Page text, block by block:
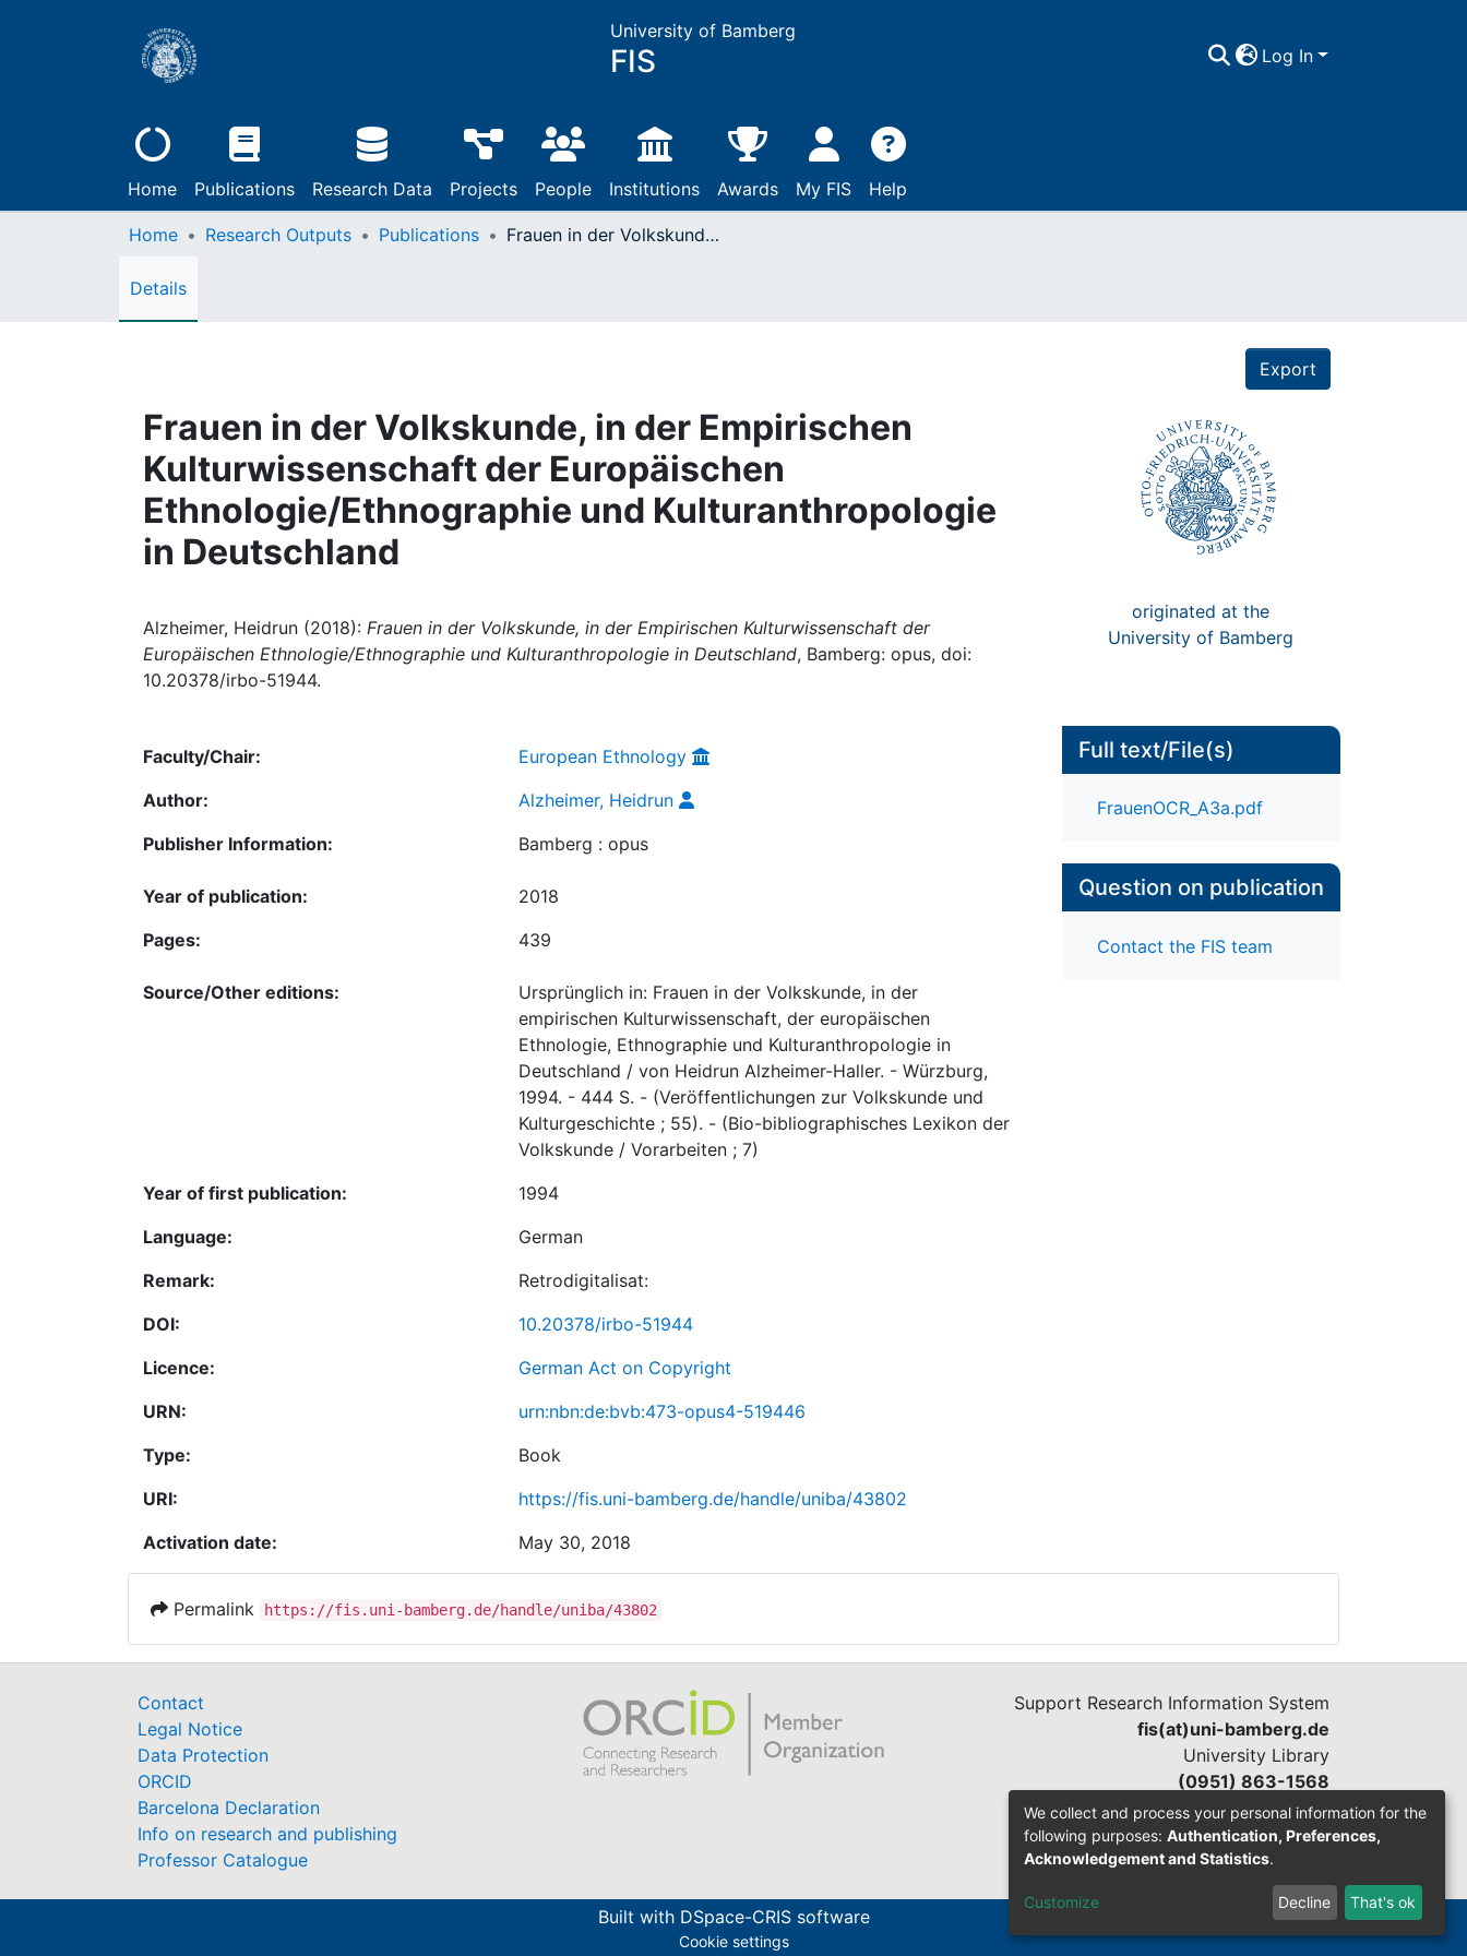
University of Bamberg
FIS Log In
Home Publications Research Data Projects People Institutions Awards My FIS Help
Home Research Outputs Publications Frauen in der Volkskunde, in der Empirischen Kulturwissenschaft der Europäischen Ethnologie/Ethnographie und Kulturanthropologie in Deutschland
Details
Export
Frauen in der Volkskunde, in der Empirischen
Kulturwissenschaft der Europäischen
Ethnologie/Ethnographie und Kulturanthropologie
in Deutschland
Alzheimer, Heidrun (2018): Frauen in der Volkskunde, in der Empirischen Kulturwissenschaft der
Europäischen Ethnologie/Ethnographie und Kulturanthropologie in Deutschland, Bamberg: opus, doi:
10.20378/irbo-51944.
originated at the
University of Bamberg
Faculty/Chair:
European Ethnology
Author:
Alzheimer, Heidrun
Publisher Information:
Bamberg : opus
Year of publication:
2018
Pages:
439
Source/Other editions:
Ursprünglich in: Frauen in der Volkskunde, in der
empirischen Kulturwissenschaft, der europäischen
Ethnologie, Ethnographie und Kulturanthropologie in
Deutschland / von Heidrun Alzheimer-Haller. - Würzburg,
1994. - 444 S. - (Veröffentlichungen zur Volkskunde und
Kulturgeschichte ; 55). - (Bio-bibliographisches Lexikon der
Volkskunde / Vorarbeiten ; 7)
Year of first publication:
1994
Language:
German
Remark:
Retrodigitalisat:
DOI:
10.20378/irbo-51944
Licence:
German Act on Copyright
URN:
urn:nbn:de:bvb:473-opus4-519446
Type:
Book
URI:
https://fis.uni-bamberg.de/handle/uniba/43802
Activation date:
May 30, 2018
Full text/File(s)
FrauenOCR_A3a.pdf
Question on publication
Contact the FIS team
Permalink https://fis.uni-bamberg.de/handle/uniba/43802
Contact
Legal Notice
Data Protection
ORCID
Barcelona Declaration
Info on research and publishing
Professor Catalogue
Support Research Information System
fis(at)uni-bamberg.de
University Library
(0951) 863-1568
Built with DSpace-CRIS software
Cookie settings
We collect and process your personal information for the
following purposes: Authentication, Preferences,
Acknowledgement and Statistics.
Customize Decline That's ok